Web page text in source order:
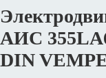
АИС
DIN